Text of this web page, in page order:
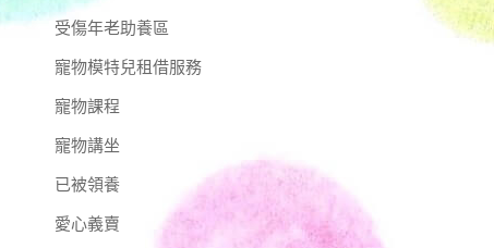
受傷年老助養區
寵物模特兒租借服務
寵物課程
寵物講坐
已被領養
愛心義賣